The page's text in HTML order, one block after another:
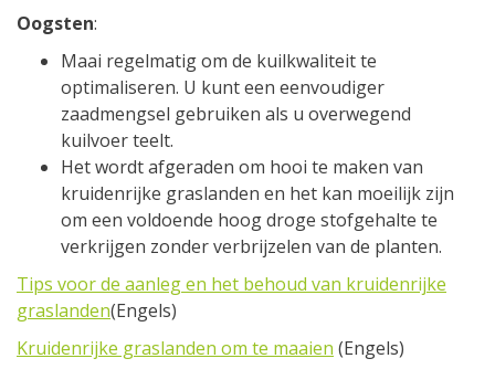
Oogsten:
Maai regelmatig om de kuilkwaliteit te
optimaliseren. U kunt een eenvoudiger
zaadmengsel gebruiken als u overwegend
kuilvoer teelt.
Het wordt afgeraden om hooi te maken van
kruidenrijke graslanden en het kan moeilijk zijn
om een voldoende hoog droge stofgehalte te
verkrijgen zonder verbrijzelen van de planten.
Tips voor de aanleg en het behoud van kruidenrijke
graslanden(Engels)
Kruidenrijke graslanden om te maaien (Engels)